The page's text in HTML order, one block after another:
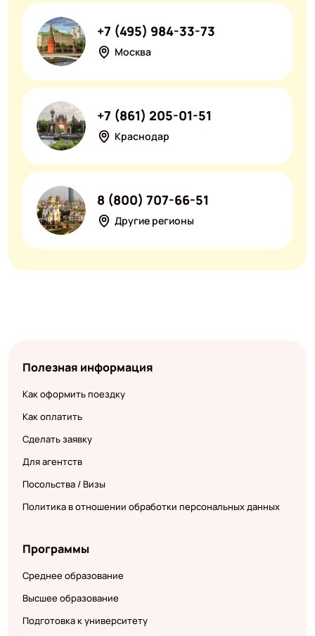
Москва
+7 (495) 984-33-73
Краснодар
+7 (861) 205-01-51
Другие регионы
8 (800) 707-66-51
Полезная информация
Как оформить поездку
Как оплатить
Сделать заявку
Для агентств
Посольства / Визы
Политика в отношении обработки персональных данных
Программы
Среднее образование
Высшее образование
Подготовка к университету